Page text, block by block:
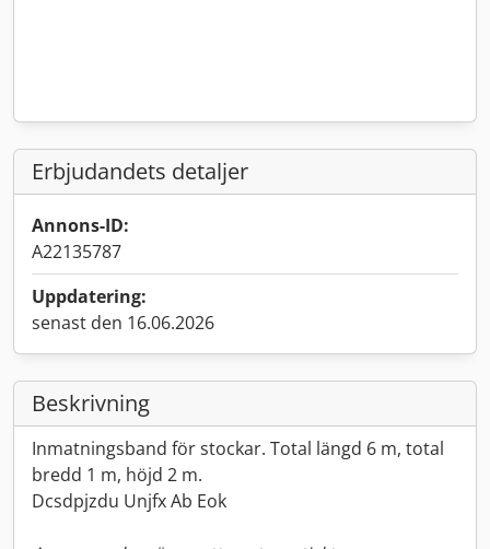
Erbjudandets detaljer
Annons-ID:
A22135787
Uppdatering:
senast den 16.06.2026
Beskrivning
Inmatningsband för stockar. Total längd 6 m, total
bredd 1 m, höjd 2 m.
Dcsdpjzdu Unjfx Ab Eok